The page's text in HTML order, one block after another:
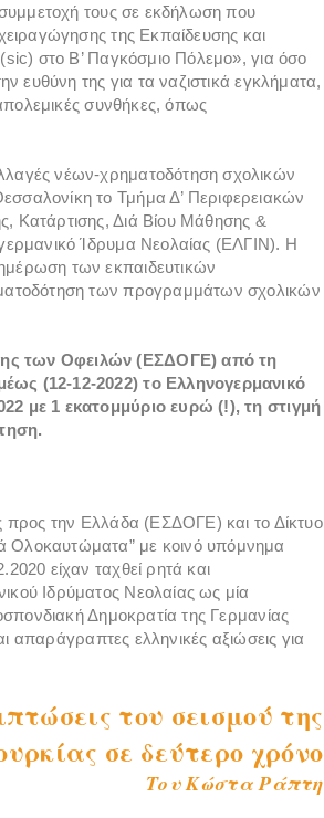
τους σε εκδήλωση που
της Εκπαίδευσης και
στο Β’ Παγκόσμιο Πόλεμο», για όσο
ευθύνη της για τα ναζιστικά εγκλήματα,
συνθήκες, όπως
νέων-χρηματοδότηση σχολικών
το Τμήμα Δ’ Περιφερειακών
Κατάρτισης, Διά Βίου Μάθησης &
Ίδρυμα Νεολαίας (EΛΓΙΝ). Η
των εκπαιδευτικών
των προγραμμάτων σχολικών
των Οφειλών (ΕΣΔΟΓΕ) από τη
(12-12-2022) το Ελληνογερμανικό
με 1 εκατομμύριο ευρώ (!), τη στιγμή
προς την Ελλάδα (ΕΣΔΟΓΕ) και το Δίκτυο
Ολοκαυτώματα” με κοινό υπόμνημα
είχαν ταχθεί ρητά και
Ιδρύματος Νεολαίας ως μία
Δημοκρατία της Γερμανίας
απαράγραπτες ελληνικές αξιώσεις για
του σεισμού της
σε δεύτερο χρόνο
Του Κώστα Ράπτη